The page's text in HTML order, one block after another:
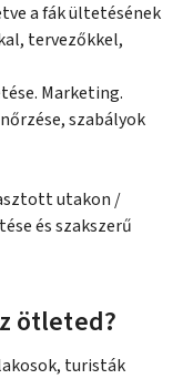
a fák ültetésének
tervezőkkel,
Marketing.
szabályok
utakon /
és szakszerű
ötleted?
turisták